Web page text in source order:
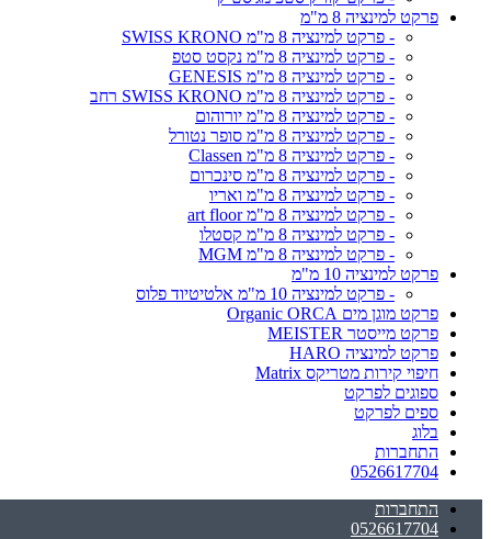
פרקט למינציה 8 מ"מ
- פרקט למינציה 8 מ"מ SWISS KRONO
- פרקט למינציה 8 מ"מ נקסט סטפ
- פרקט למינציה 8 מ"מ GENESIS
- פרקט למינציה 8 מ"מ SWISS KRONO רחב
- פרקט למינציה 8 מ"מ יורוהום
- פרקט למינציה 8 מ"מ סופר נטורל
- פרקט למינציה 8 מ"מ Classen
- פרקט למינציה 8 מ"מ סינכרום
- פרקט למינציה 8 מ"מ ואריו
- פרקט למינציה 8 מ"מ art floor
- פרקט למינציה 8 מ"מ קסטלו
- פרקט למינציה 8 מ"מ MGM
פרקט למינציה 10 מ"מ
- פרקט למינציה 10 מ"מ אלטיטיוד פלוס
פרקט מוגן מים Organic ORCA
פרקט מייסטר MEISTER
פרקט למינציה HARO
חיפוי קירות מטריקס Matrix
ספוגים לפרקט
ספים לפרקט
בלוג
התחברות
0526617704
התחברות
0526617704